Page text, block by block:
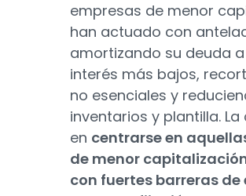
empresas de menor
han actuado con
amortizando su deuda
interés más bajos,
no esenciales y
inventarios y plantilla.
en centrarse en
de menor
con fuertes barreras